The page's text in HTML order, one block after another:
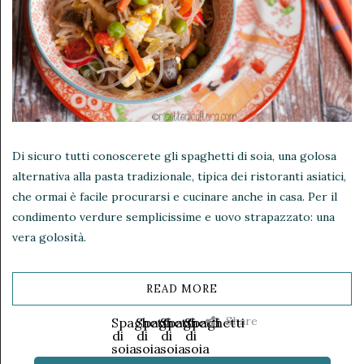
Di sicuro tutti conoscerete gli spaghetti di soia, una golosa
alternativa alla pasta tradizionale, tipica dei ristoranti asiatici,
che ormai è facile procurarsi e cucinare anche in casa. Per il
condimento verdure semplicissime e uovo strapazzato: una
vera golosità.
READ MORE
Share
Spaghetti
di
soia
Spaghetti
di
soia
Spaghetti
di
soia
Spaghetti
di
soia